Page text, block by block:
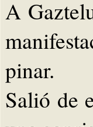
A
pinar.
Salió de